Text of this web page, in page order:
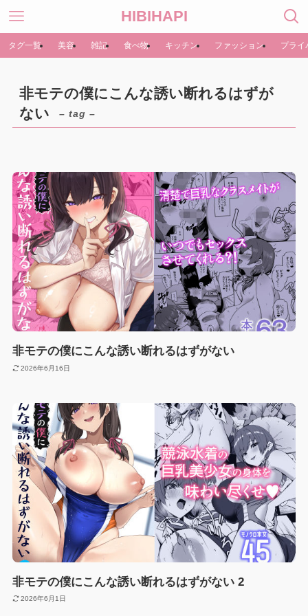
HIBIHAPI
タグ一覧 美容 雑記 食べ物 キッチン ファッション プライ
非モテの僕にこんな誘い断れるはずが
ない
– tag –
非モテの僕にこんな誘い断れるはずがない
2026年6月16日
非モテの僕にこんな誘い断れるはずがない 2
2026年6月1日